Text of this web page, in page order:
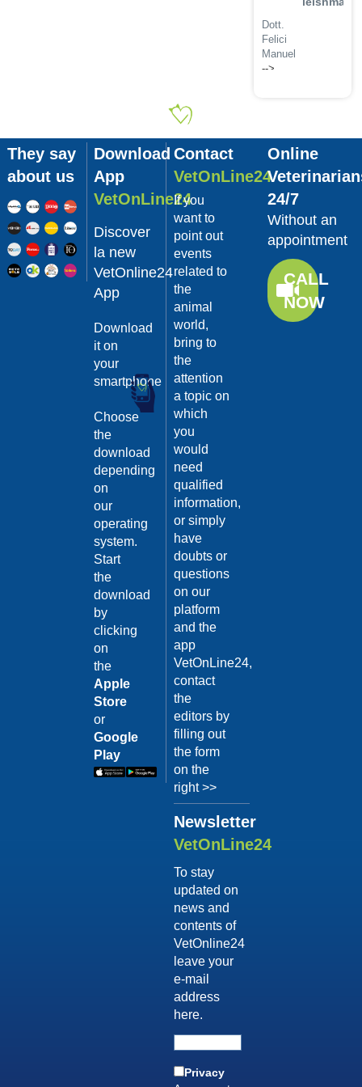
Dott.
Felici
Manuel
-->
Dott.
Domenico
Tomei
Guarda
Tumore
Dott.
il video
They say
about us
Download
App
VetOnLine24
Discover
la new
VetOnline24
App
Download
it on
your
smartphone
Choose
the
download
depending
on
our
operating
system.
Start
the
download
by
clicking
on
the
Apple
Store
or
Google
Play
Contact
VetOnLine24
If you
want to
point out
events
related to
the
animal
world,
bring to
the
attention
a topic on
which
you
would
need
qualified
information,
or simply
have
doubts or
questions
on our
platform
and the
app
VetOnLine24,
contact
the
editors by
filling out
the form
on the
right >>
Newsletter
VetOnLine24
To stay
updated on
news and
contents of
VetOnline24
leave your
e-mail
address
here.
Privacy
Online
24/7
Without an
appointment
CALL
NOW